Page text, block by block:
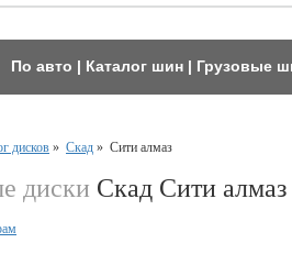
По авто | Каталог шин | Грузовые
дисков » Скад » Сити алмаз
диски Скад Сити алмаз